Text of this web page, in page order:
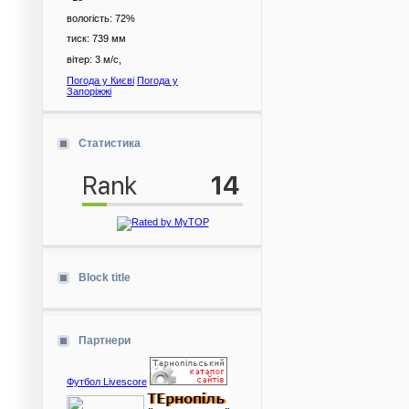
вологість: 72%
тиск: 739 мм
вітер: 3 м/с,
Погода у Києві Погода у
Запоріжжі
Статистика
Block title
Партнери
Футбол Livescore